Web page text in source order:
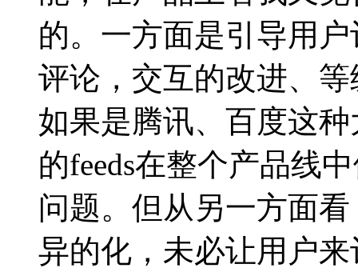
的。一方面是引导用
评论，交互的改进、
如果是腾讯、百度这
的feeds在整个产品线
问题。但从另一方面
异的化，未必让用户